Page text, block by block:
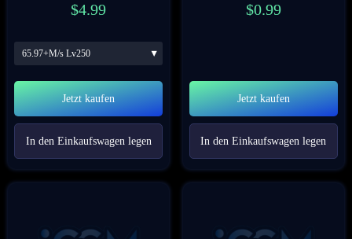
$4.99
65.97+M/s Lv250
Jetzt kaufen
In den Einkaufswagen legen
$0.99
Jetzt kaufen
In den Einkaufswagen legen